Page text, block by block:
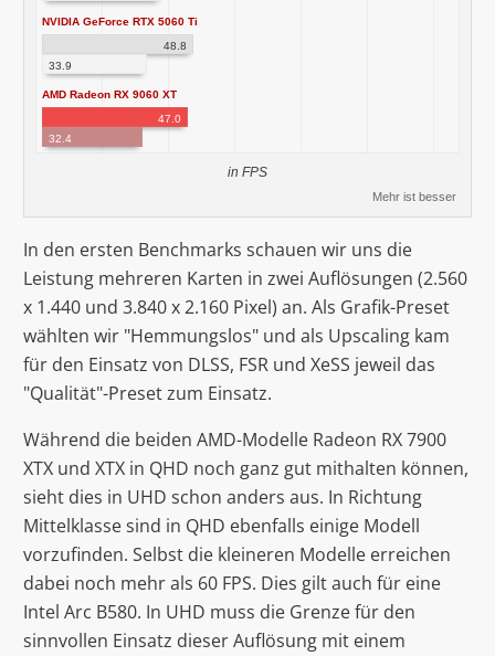
NVIDIA GeForce RTX 5060 Ti
48.8
33.9
AMD Radeon RX 9060 XT
47.0
32.4
in FPS
Mehr ist besser
In den ersten Benchmarks schauen wir uns die
Leistung mehreren Karten in zwei Auflösungen (2.560
x 1.440 und 3.840 x 2.160 Pixel) an. Als Grafik-Preset
wählten wir "Hemmungslos" und als Upscaling kam
für den Einsatz von DLSS, FSR und XeSS jeweil das
"Qualität"-Preset zum Einsatz.
Während die beiden AMD-Modelle Radeon RX 7900
XTX und XTX in QHD noch ganz gut mithalten können,
sieht dies in UHD schon anders aus. In Richtung
Mittelklasse sind in QHD ebenfalls einige Modell
vorzufinden. Selbst die kleineren Modelle erreichen
dabei noch mehr als 60 FPS. Dies gilt auch für eine
Intel Arc B580. In UHD muss die Grenze für den
sinnvollen Einsatz dieser Auflösung mit einem